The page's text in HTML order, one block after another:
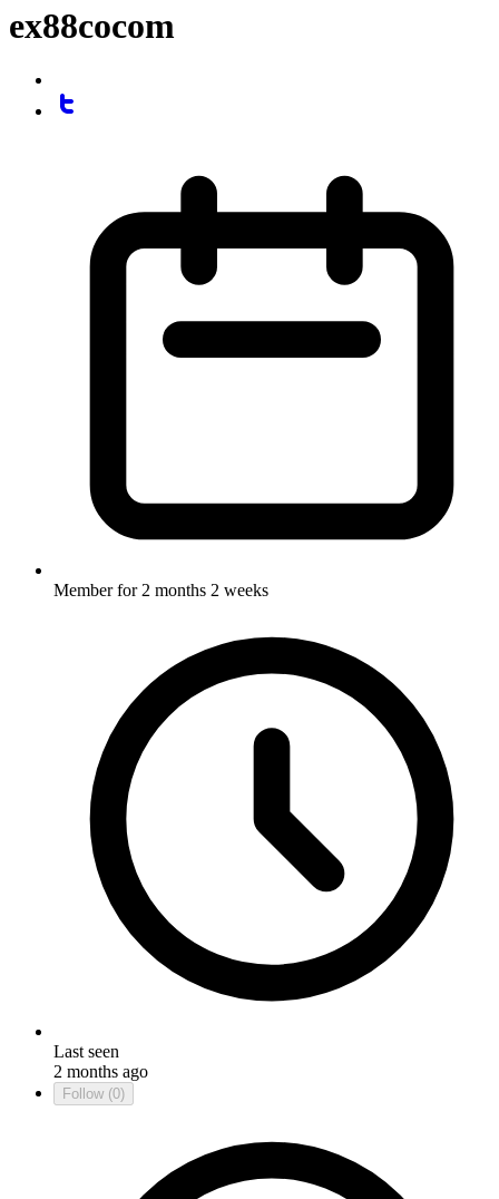
ex88cocom
Member for 2 months 2 weeks
Last seen
2 months ago
Follow (0)